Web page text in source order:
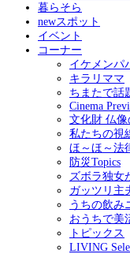
暮らそら
newスポット
イベント
コーナー
イケメンパ
キラリママ
ちまたで話
Cinema
文化財 仏
私たちの視
ほ～ほ～法
防災Topics
ズボラ独女
ガッツリ主
うちの飲み
おうちで美
トピックス
LIVING